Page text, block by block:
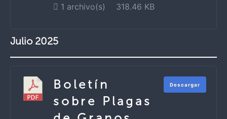
1 archivo(s) 318.46 KB
Julio 2025
Boletín
sobre Plagas
Descargar